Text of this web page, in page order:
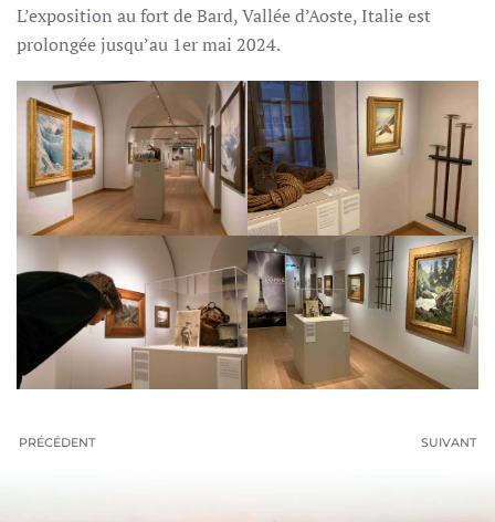
L’exposition au fort de Bard, Vallée d’Aoste, Italie est
prolongée jusqu’au 1er mai 2024.
PRÉCÉDENT SUIVANT